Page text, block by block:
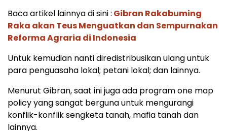
Baca artikel lainnya di sini : Gibran Rakabuming
Raka akan Teus Menguatkan dan Sempurnakan
Reforma Agraria di Indonesia
Untuk kemudian nanti diredistribusikan ulang untuk
para penguasaha lokal; petani lokal; dan lainnya.
Menurut Gibran, saat ini juga ada program one map
policy yang sangat berguna untuk mengurangi
konflik-konflik sengketa tanah, mafia tanah dan
lainnya.